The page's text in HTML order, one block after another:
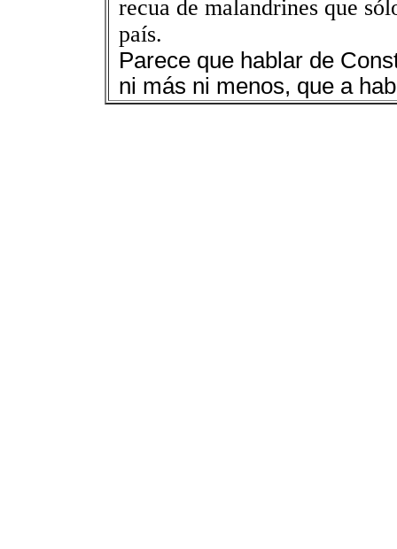
recua de malandrines que
país.
Parece que hablar de
ni más ni menos, que a